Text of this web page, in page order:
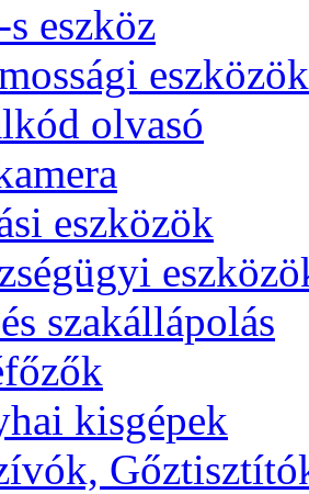
eszköz
eszközök
olvasó
eszközök
szakállápolás
kisgépek